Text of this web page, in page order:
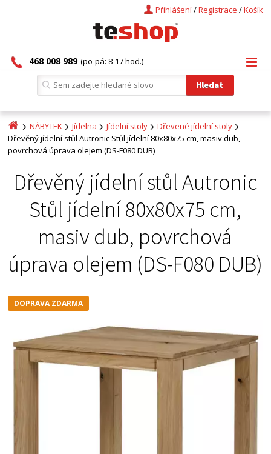
Košík
/
Registrace
/
Přihlášení
468 008 989 (po-pá: 8-17 hod.)
NÁBYTEK Jídelna Jídelní stoly
Dřevené jídelní stoly
Dřevěný jídelní stůl Autronic Stůl jídelní 80x80x75 cm, masiv dub,
povrchová úprava olejem (DS-F080 DUB)
Dřevěný jídelní stůl Autronic
Stůl jídelní 80x80x75 cm,
masiv dub, povrchová
úprava olejem (DS-F080 DUB)
DOPRAVA ZDARMA